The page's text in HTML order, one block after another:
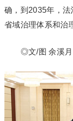
确，到2035年，法
省域治理体系和治
◎文/图 余溪月